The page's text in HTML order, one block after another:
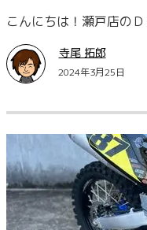
こんにちは！瀬戸店の
寺尾 拓郎
2024年3月25日